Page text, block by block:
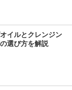
イルとクレンジン
選び方を解説